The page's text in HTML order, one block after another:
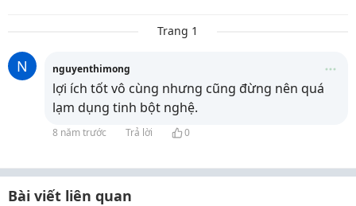
Trang 1
N nguyenthimong
lợi ích tốt vô cùng nhưng cũng đừng nên quá
lạm dụng tinh bột nghệ.
8 năm trước Trả lời 0
Bài viết liên quan